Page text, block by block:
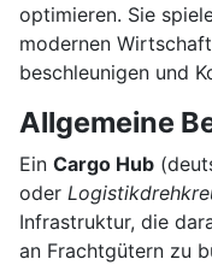
optimieren. Sie
modernen
beschleunigen und
Allgemeine
Ein Cargo Hub
oder
Infrastruktur, die
an Frachtgütern zu